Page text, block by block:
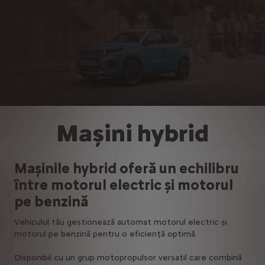
Mașini hybrid
Mașinile hybrid oferă un echilibru
între motorul electric și motorul
pe benzină
Vehiculul tău gestionează automat motorul electric și
motorul pe benzină pentru o eficiență optimă.
Disponibil cu un grup motopropulsor versatil care combină